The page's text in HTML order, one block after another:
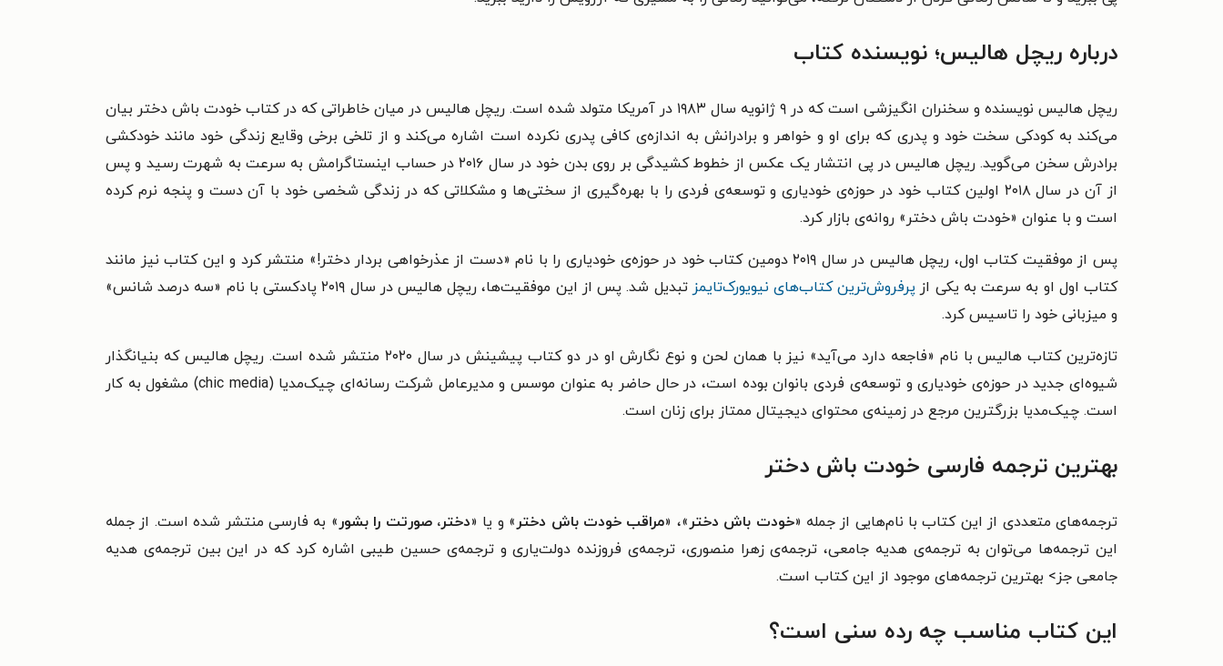
درباره ریچل هالیس؛ نویسنده کتاب
ریچل هالیس نویسنده و سخنران انگیزشی است که در ۹ ژانویه سال ۱۹۸۳ در آمریکا متولد شده است. ریچل هالیس در میان خاطراتی که در کتاب خودت باش دختر بیان
می‌کند به کودکی سخت خود و پدری که برای او و خواهر و برادرانش به اندازه‌ی کافی پدری نکرده است اشاره می‌کند و از تلخی برخی وقایع زندگی خود مانند خودکشی
برادرش سخن می‌گوید. ریچل هالیس در پی انتشار یک عکس از خطوط کشیدگی بر روی بدن خود در سال ۲۰۱۶ در حساب اینستاگرامش به سرعت به شهرت رسید و پس
از آن در سال ۲۰۱۸ اولین کتاب خود در حوزه‌ی خودیاری و توسعه‌ی فردی را با بهره‌گیری از سختی‌ها و مشکلاتی که در زندگی شخصی خود با آن دست و پنجه نرم کرده
است و با عنوان «خودت باش دختر» روانه‌ی بازار کرد.
پس از موفقیت کتاب اول، ریچل هالیس در سال ۲۰۱۹ دومین کتاب خود در حوزه‌ی خودیاری را با نام «دست از عذرخواهی بردار دختر!» منتشر کرد و این کتاب نیز مانند
کتاب اول او به سرعت به یکی از پرفروش‌ترین کتاب‌های نیویورک‌تایمز
تبدیل شد. پس از این موفقیت‌ها، ریچل هالیس در سال ۲۰۱۹ پادکستی با نام «سه درصد شانس»
و میزبانی خود را تاسیس کرد.
تازه‌ترین کتاب هالیس با نام «فاجعه دارد می‌آید» نیز با همان لحن و نوع نگارش او در دو کتاب پیشینش در سال ۲۰۲۰ منتشر شده است. ریچل هالیس که بنیانگذار
شیوه‌ای جدید در حوزه‌ی خودیاری و توسعه‌ی فردی بانوان بوده است، در حال حاضر به عنوان موسس و مدیرعامل شرکت رسانه‌ای چیک‌مدیا (chic media) مشغول به کار
است. چیک‌مدیا بزرگترین مرجع در زمینه‌ی محتوای دیجیتال ممتاز برای زنان است.
بهترین ترجمه فارسی خودت باش دختر
ترجمه‌های متعددی از این کتاب با نام‌هایی از جمله «خودت باش دختر»، «مراقب خودت باش دختر» و یا «دختر، صورتت را بشور » به فارسی منتشر شده است. از جمله
این ترجمه‌ها می‌توان به ترجمه‌ی هدیه جامعی، ترجمه‌ی زهرا منصوری، ترجمه‌ی فروزنده دولت‌یاری و ترجمه‌ی حسین طیبی اشاره کرد که در این بین ترجمه‌ی هدیه
جامعی جز> بهترین‌ ترجمه‌های موجود از این کتاب است.
این کتاب مناسب چه رده سنی است؟